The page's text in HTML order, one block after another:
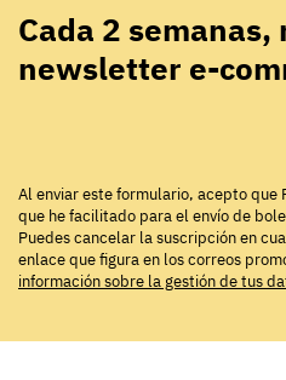
Cada 2 semanas,
newsletter e-
Al enviar este formulario, acepto que
que he facilitado para el envío de
Puedes cancelar la suscripción en
enlace que figura en los correos
información sobre la gestión de tus